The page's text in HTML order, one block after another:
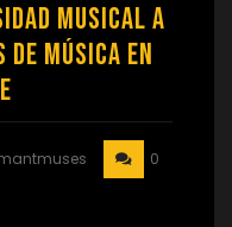
Musical a
Música en
0